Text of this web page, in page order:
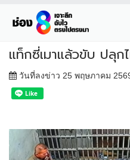
แท็กซี่เมาแล้วขับ ปลุ
วันที่ลงข่าว 25 พฤษภาคม